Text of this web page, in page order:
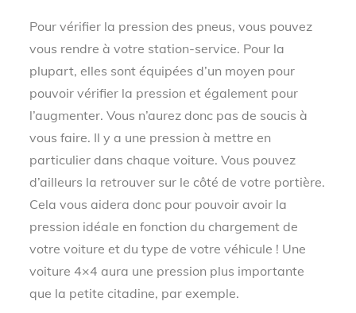
Pour vérifier la pression des pneus, vous pouvez
vous rendre à votre station-service. Pour la
plupart, elles sont équipées d’un moyen pour
pouvoir vérifier la pression et également pour
l’augmenter. Vous n’aurez donc pas de soucis à
vous faire. Il y a une pression à mettre en
particulier dans chaque voiture. Vous pouvez
d’ailleurs la retrouver sur le côté de votre portière.
Cela vous aidera donc pour pouvoir avoir la
pression idéale en fonction du chargement de
votre voiture et du type de votre véhicule ! Une
voiture 4×4 aura une pression plus importante
que la petite citadine, par exemple.